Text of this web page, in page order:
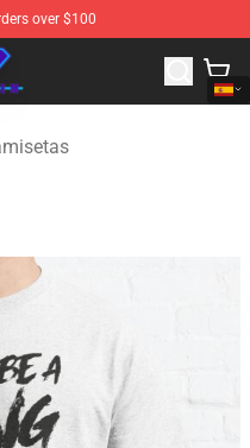
over $100
Merchandise Shop